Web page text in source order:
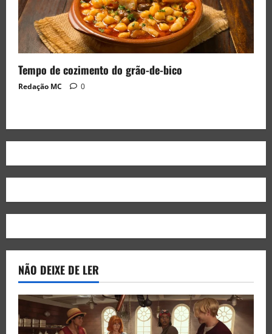
Tempo de cozimento do grão-de-bico
Redação MC 0
NÃO DEIXE DE LER